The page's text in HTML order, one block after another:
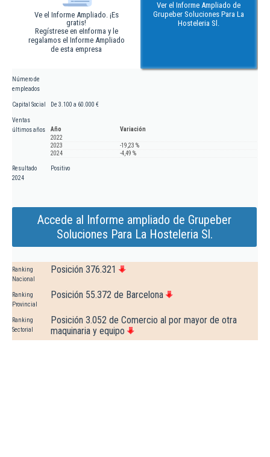
Ve el Informe Ampliado. ¡Es
gratis!
Regístrese en eInforma y le
regalamos el Informe Ampliado
de esta empresa
Ver el Informe Ampliado de
Grupeber Soluciones Para La
Hosteleria Sl.
Número de
empleados
Capital Social De 3.100 a 60.000 €
Ventas
últimos años
Año
Variación
2022
2023
-19,23 %
2024
-4,49 %
Resultado
2024
Positivo
Accede al Informe ampliado de Grupeber
Soluciones Para La Hosteleria Sl.
Ranking
Nacional
Posición 376.321
Ranking
Provincial
Posición 55.372 de Barcelona
Ranking
Sectorial
Posición 3.052 de Comercio al por mayor de otra
maquinaria y equipo